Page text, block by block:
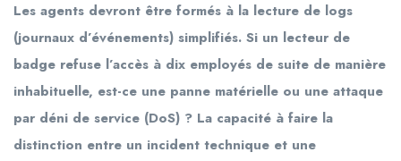
Les agents devront être formés à la lecture de logs
(journaux d’événements) simplifiés. Si un lecteur de
badge refuse l’accès à dix employés de suite de manière
inhabituelle, est-ce une panne matérielle ou une attaque
par déni de service (DoS) ? La capacité à faire la
distinction entre un incident technique et une